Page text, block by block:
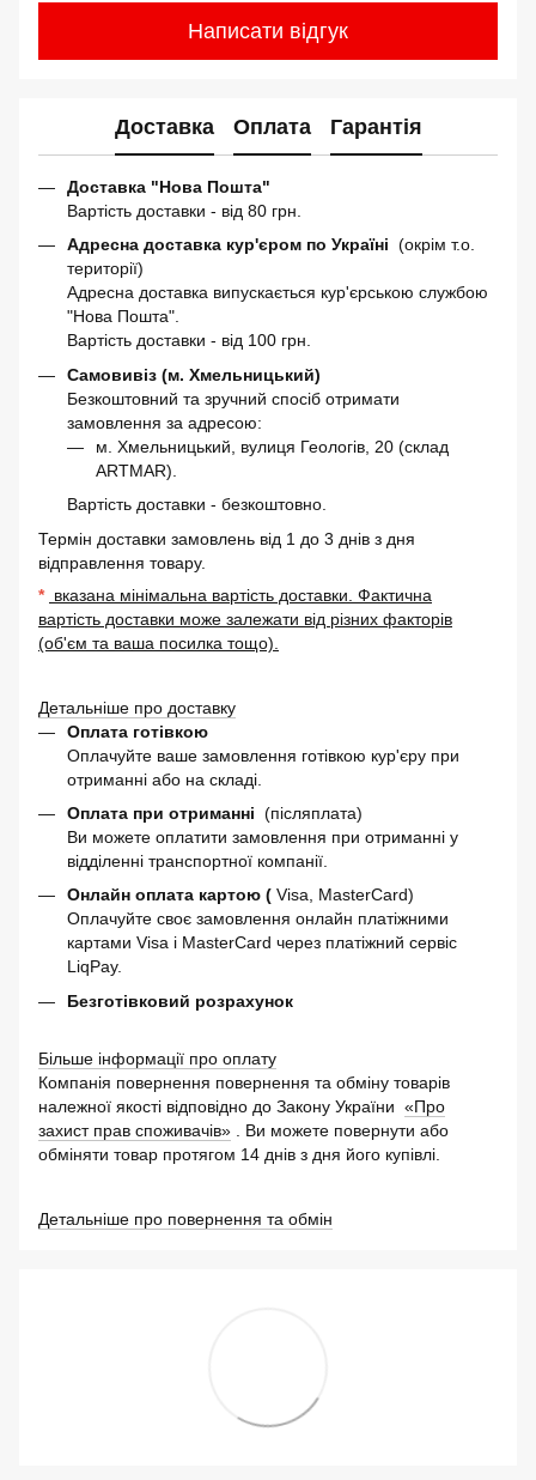
Написати відгук
Доставка Оплата Гарантія
Доставка "Нова Пошта"
Вартість доставки - від 80 грн.
Адресна доставка кур'єром по Україні (окрім т.о.
території)
Адресна доставка випускається кур'єрською службою
"Нова Пошта".
Вартість доставки - від 100 грн.
Самовивіз (м. Хмельницький)
Безкоштовний та зручний спосіб отримати
замовлення за адресою:
м. Хмельницький, вулиця Геологів, 20 (склад
ARTMAR).
Вартість доставки - безкоштовно.
Термін доставки замовлень від 1 до 3 днів з дня
відправлення товару.
* вказана мінімальна вартість доставки. Фактична
вартість доставки може залежати від різних факторів
(об'єм та ваша посилка тощо).
Детальніше про доставку
Оплата готівкою
Оплачуйте ваше замовлення готівкою кур'єру при
отриманні або на складі.
Оплата при отриманні (післяплата)
Ви можете оплатити замовлення при отриманні у
відділенні транспортної компанії.
Онлайн оплата картою ( Visa, MasterCard)
Оплачуйте своє замовлення онлайн платіжними
картами Visa і MasterCard через платіжний сервіс
LiqPay.
Безготівковий розрахунок
Більше інформації про оплату
Компанія повернення повернення та обміну товарів
належної якості відповідно до Закону України «Про
захист прав споживачів» . Ви можете повернути або
обміняти товар протягом 14 днів з дня його купівлі.
Детальніше про повернення та обмін